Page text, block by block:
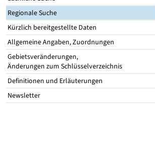
Regionale Suche
Kürzlich bereitgestellte Daten
Allgemeine Angaben, Zuordnungen
Gebietsveränderungen,
Änderungen zum Schlüsselverzeichnis
Definitionen und Erläuterungen
Newsletter